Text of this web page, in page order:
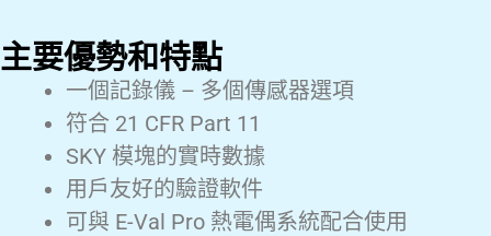
主要優勢和特點
一個記錄儀 – 多個傳感器選項
符合 21 CFR Part 11
SKY 模塊的實時數據
用戶友好的驗證軟件
可與 E-Val Pro 熱電偶系統配合使用